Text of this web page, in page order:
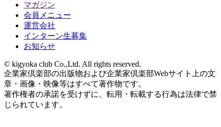
マガジン
会員メニュー
運営会社
インターン生募集
お知らせ
© kigyoka club Co.,Ltd. All rights reserved.
企業家倶楽部の出版物および企業家倶楽部Webサイト上の文
章・画像・映像等はすべて著作物です。
著作権者の承諾を受けずに、転用・転載する行為は法律で禁
じられています。